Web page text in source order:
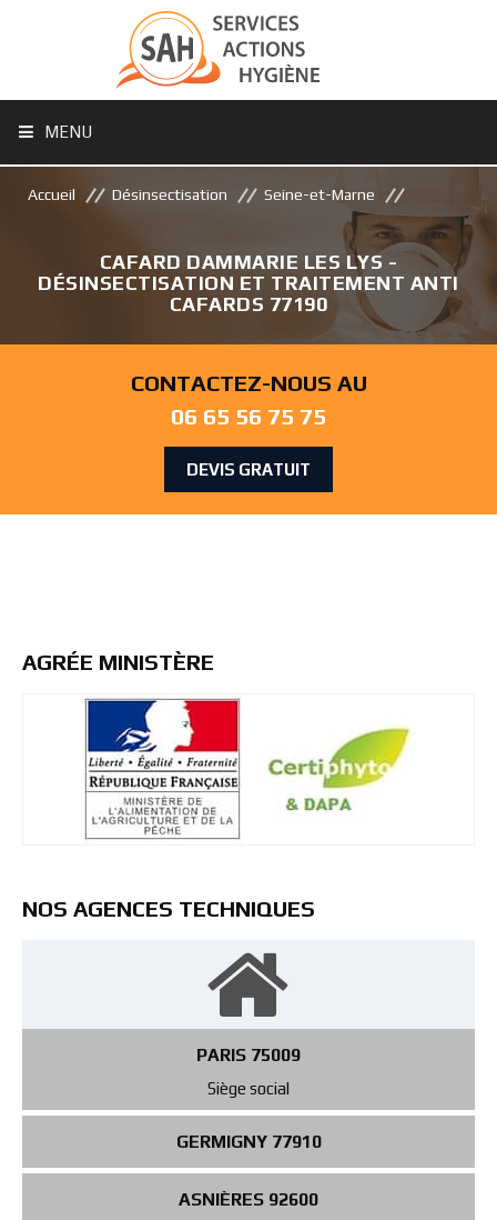
MENU
Accueil Désinsectisation Seine-et-Marne
CAFARD DAMMARIE LES LYS -
DÉSINSECTISATION ET TRAITEMENT ANTI
CAFARDS 77190
CONTACTEZ-NOUS AU
06 65 56 75 75
DEVIS GRATUIT
AGRÉE MINISTÈRE
NOS AGENCES TECHNIQUES
PARIS 75009
Siège social
GERMIGNY 77910
ASNIÈRES 92600